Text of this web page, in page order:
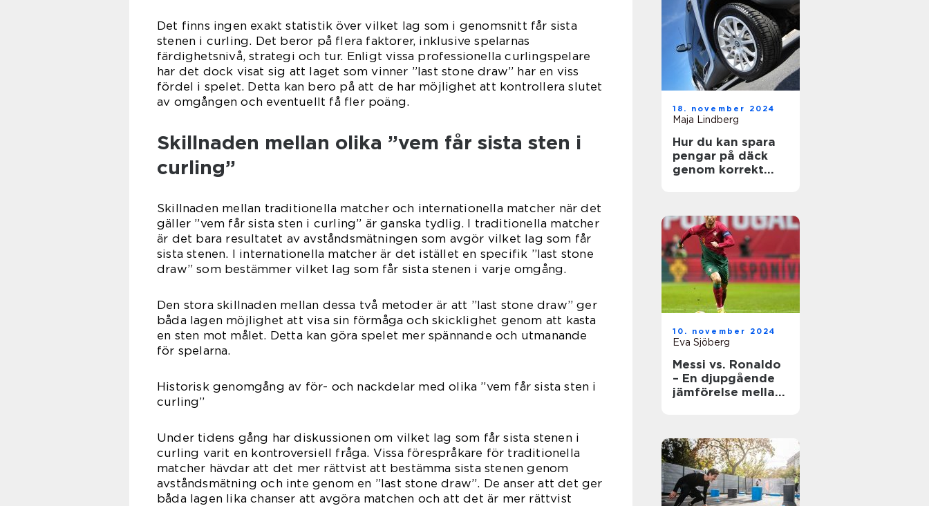
Det finns ingen exakt statistik över vilket lag som i genomsnitt får sista
stenen i curling. Det beror på flera faktorer, inklusive spelarnas
färdighetsnivå, strategi och tur. Enligt vissa professionella curlingspelare
har det dock visat sig att laget som vinner ”last stone draw” har en viss
fördel i spelet. Detta kan bero på att de har möjlighet att kontrollera slutet
av omgången och eventuellt få fler poäng.
Skillnaden mellan olika ”vem får sista sten i
curling”
Skillnaden mellan traditionella matcher och internationella matcher när det
gäller ”vem får sista sten i curling” är ganska tydlig. I traditionella matcher
är det bara resultatet av avståndsmätningen som avgör vilket lag som får
sista stenen. I internationella matcher är det istället en specifik ”last stone
draw” som bestämmer vilket lag som får sista stenen i varje omgång.
Den stora skillnaden mellan dessa två metoder är att ”last stone draw” ger
båda lagen möjlighet att visa sin förmåga och skicklighet genom att kasta
en sten mot målet. Detta kan göra spelet mer spännande och utmanande
för spelarna.
Historisk genomgång av för- och nackdelar med olika ”vem får sista sten i
curling”
Under tidens gång har diskussionen om vilket lag som får sista stenen i
curling varit en kontroversiell fråga. Vissa förespråkare för traditionella
matcher hävdar att det mer rättvist att bestämma sista stenen genom
avståndsmätning och inte genom en ”last stone draw”. De anser att det ger
båda lagen lika chanser att avgöra matchen och att det är mer rättvist
18. november 2024
Maja Lindberg
Hur du kan spara
pengar på däck
genom korrekt
10. november 2024
Eva Sjöberg
Messi vs. Ronaldo
– En djupgående
jämförelse mellan